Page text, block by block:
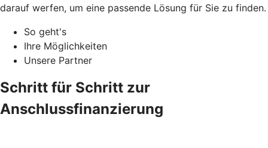
darauf werfen, um eine passende Lösung für Sie zu finden.
So geht's
Ihre Möglichkeiten
Unsere Partner
Schritt für Schritt zur
Anschlussfinanzierung